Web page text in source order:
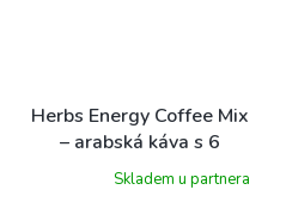
Herbs Energy Coffee Mix
– arabská káva s 6
adaptogeny, 100g
Skladem u partnera